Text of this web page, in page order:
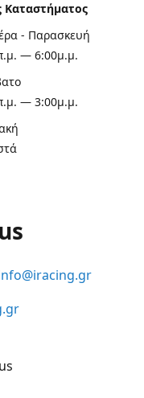
Καταστήματος
- Παρασκευή
— 6:00μ.μ.
— 3:00μ.μ.